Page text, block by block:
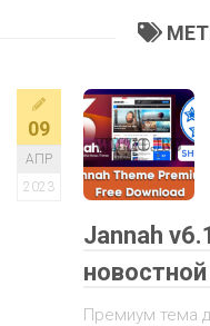
09
АПР
2023
Jannah
Премиум тема